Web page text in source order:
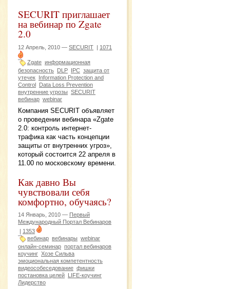
SECURIT приглашает
на вебинар по Zgate
2.0
12 Апрель, 2010 — SECURIT 1071
Zgate информационная
безопасность
DLP IPC защита от
утечек
Information Protection and
Control
Data Loss Prevention
внутренние угрозы SECURIT
вебинар webinar
Компания SECURIT объявляет
о проведении вебинара «Zgate
2.0: контроль интернет-
трафика как часть концепции
защиты от внутренних угроз»,
который состоится 22 апреля в
11.00 по московскому времени.
Как давно Вы
чувствовали себя
комфортно, обучаясь?
14 Январь, 2010 — Первый
Международный Портал Вебинаров
1353
вебинар вебинары webinar
онлайн-семинар портал вебинаров
коучинг Хозе Сильва
эмоциональная компетентность
видеособеседование фишки
постановка целей
LIFE-коучинг
Лидерство